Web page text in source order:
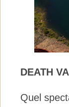
DEATH
Quel